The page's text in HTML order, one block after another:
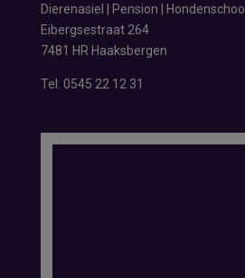
Dierenasiel | Pension | Hondenschool
Eibergsestraat 264
7481 HR Haaksbergen
Tel: 0545 22 12 31